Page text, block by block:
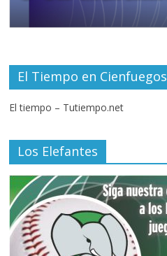
El Tiempo en Cienfuegos
El tiempo – Tutiempo.net
Los Elefantes